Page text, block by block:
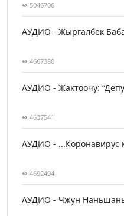
5046706
АУДИО - Жыргалбек
4667380
АУДИО - Жактоочу:
4637541
АУДИО - ...Коронавирус
4692494
АУДИО - Чжун